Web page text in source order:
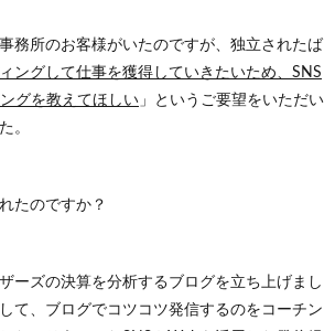
務所のお客様がいたのですが、独立されたば
ングして仕事を獲得していきたいため、SNS
グを教えてほし い 」
というご要望をいただい
。
たのですか？
ーズの決算を分析するブログを立ち上げまし
て、ブログでコツコツ発信するのをコーチン